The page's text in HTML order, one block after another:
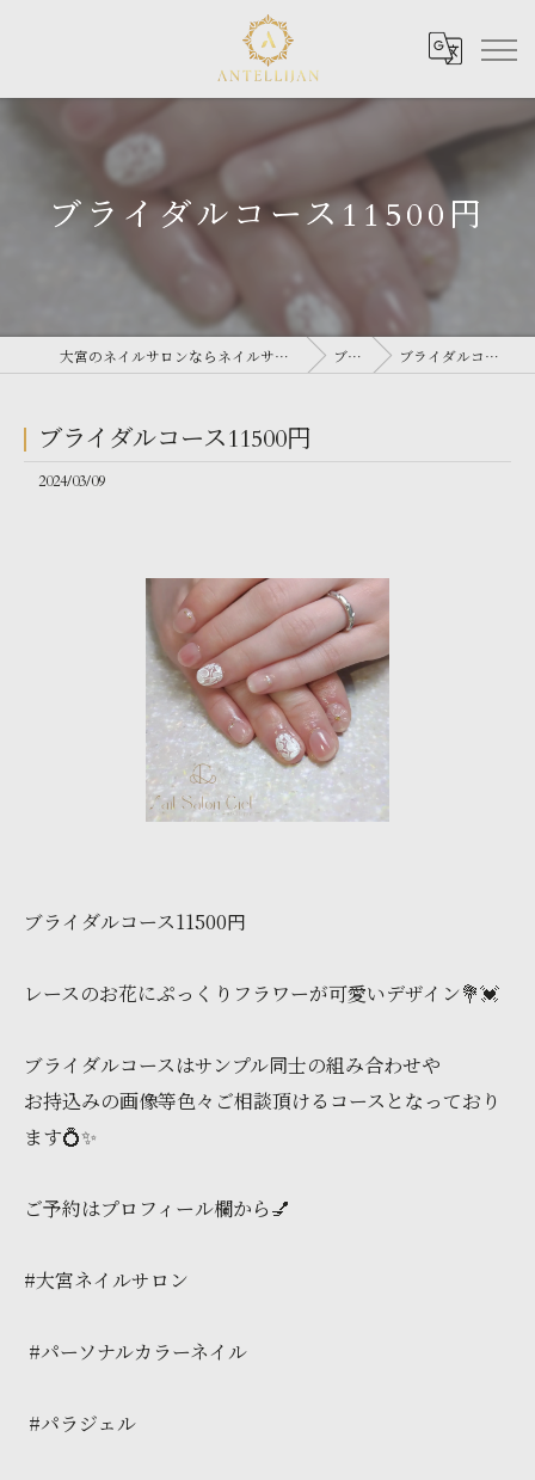
ブライダルコース11500円
大宮のネイルサロンならネイルサロン Antellijan 大宮 ブログ ブライダルコース11500円
ブライダルコース11500円
2024/03/09
ブライダルコース11500円
レースのお花にぷっくりフラワーが可愛いデザイン💐💓‪
ブライダルコースはサンプル同士の組み合わせや
お持込みの画像等色々ご相談頂けるコースとなっており
ます💍✨
ご予約はプロフィール欄から💅
#大宮ネイルサロン
#パーソナルカラーネイル
#パラジェル